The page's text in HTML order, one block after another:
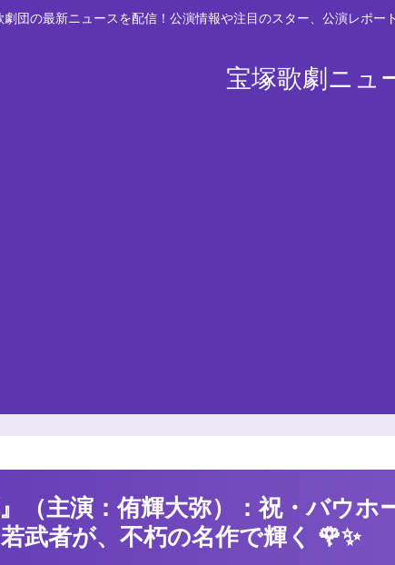
劇団の最新ニュースを配信！公演情報や注目のスター、公演レポー
宝塚歌劇ニュ
（主演：侑輝大弥）：祝・バウホ
武者が、不朽の名作で輝く 🌹✨